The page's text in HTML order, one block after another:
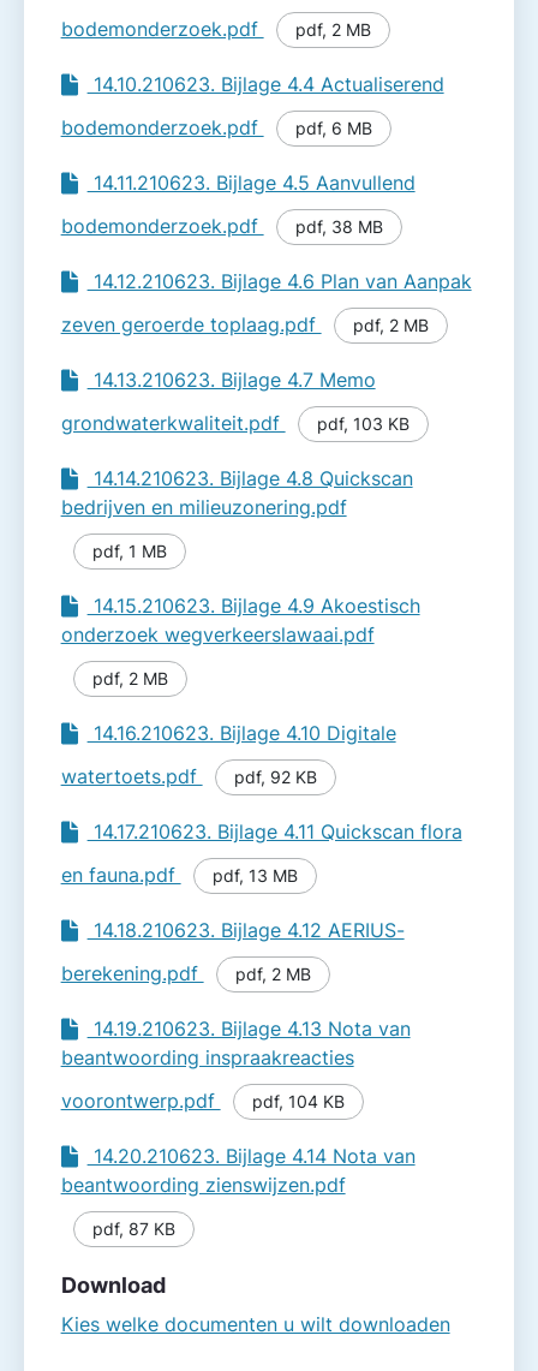
bodemonderzoek.pdf
pdf, 2 MB
14.10.210623. Bijlage 4.4 Actualiserend
bodemonderzoek.pdf
pdf, 6 MB
14.11.210623. Bijlage 4.5 Aanvullend
bodemonderzoek.pdf
pdf, 38 MB
14.12.210623. Bijlage 4.6 Plan van Aanpak
zeven geroerde toplaag.pdf
pdf, 2 MB
14.13.210623. Bijlage 4.7 Memo
grondwaterkwaliteit.pdf
pdf, 103 KB
14.14.210623. Bijlage 4.8 Quickscan
bedrijven en milieuzonering.pdf
pdf, 1 MB
14.15.210623. Bijlage 4.9 Akoestisch
onderzoek wegverkeerslawaai.pdf
pdf, 2 MB
14.16.210623. Bijlage 4.10 Digitale
watertoets.pdf
pdf, 92 KB
14.17.210623. Bijlage 4.11 Quickscan flora
en fauna.pdf
pdf, 13 MB
14.18.210623. Bijlage 4.12 AERIUS-
berekening.pdf
pdf, 2 MB
14.19.210623. Bijlage 4.13 Nota van
beantwoording inspraakreacties
voorontwerp.pdf
pdf, 104 KB
14.20.210623. Bijlage 4.14 Nota van
beantwoording zienswijzen.pdf
pdf, 87 KB
Download
Kies welke documenten u wilt downloaden